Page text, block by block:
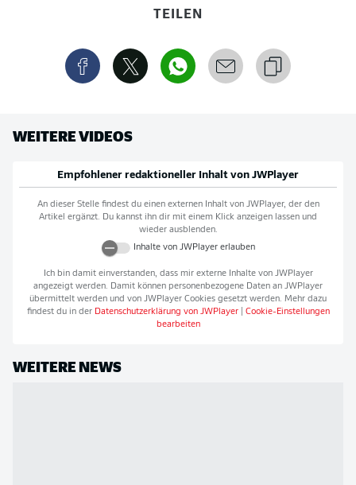
TEILEN
WEITERE VIDEOS
Empfohlener redaktioneller Inhalt von JWPlayer
An dieser Stelle findest du einen externen Inhalt von JWPlayer, der den
Artikel ergänzt. Du kannst ihn dir mit einem Klick anzeigen lassen und
wieder ausblenden.
Inhalte von JWPlayererlauben
Ich bin damit einverstanden, dass mir externe Inhalte von JWPlayer
angezeigt werden. Damit können personenbezogene Daten an JWPlayer
übermittelt werden und von JWPlayer Cookies gesetzt werden. Mehr dazu
findest du in der Datenschutzerklärung von JWPlayer| Cookie-Einstellungen
bearbeiten
WEITERE NEWS